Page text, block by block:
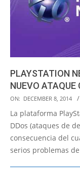
PLAYSTATION
NUEVO ATAQUE
2014-
12-
08
ON: DECEMBER 8, 2014
La plataforma
DDos (ataques de
consecuencia del
serios problemas